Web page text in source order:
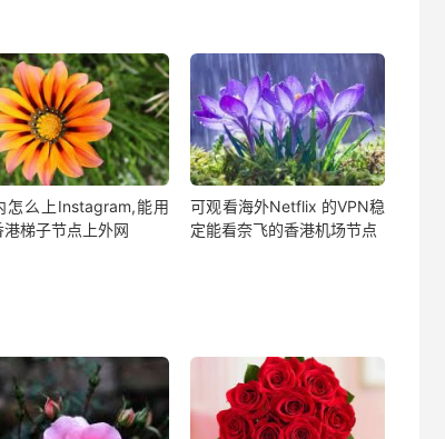
怎么上Instagram,能用
港梯子节点上外网
可观看海外Netflix 的VPN稳
定能看奈飞的香港机场节点